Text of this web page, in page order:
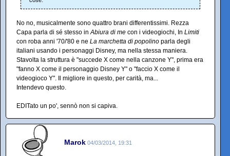
No no, musicalmente sono quattro brani differentissimi. Rezza
Capa parla di sé stesso inAbiura di me con i videogiochi, In Limiti
con roba anni '70/'80 e ne La marchetta di popolino parla degli
italiani usando i personaggi Disney, ma nella stessa maniera.
Stavolta la struttura è "succede X come nella canzone Y", prima era
"fanno X come il personaggio Disney Y" o "faccio X come il
videogioco Y". Il migliore in questo, per carità, ma...
Intendevo questo.
EDITato un po', sennò non si capiva.
Marok 04/03/2014, 19:31